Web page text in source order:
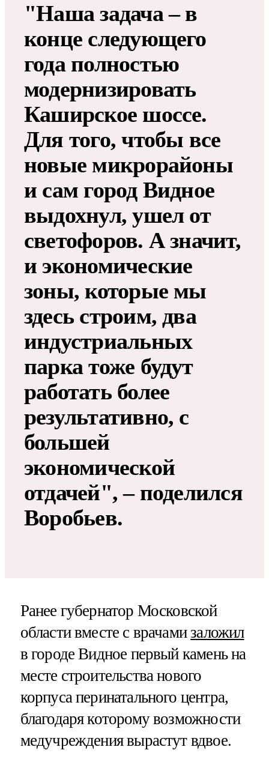
"Наша задача – в
конце следующего
года полностью
модернизировать
Каширское шоссе.
Для того, чтобы все
новые микрорайоны
и сам город Видное
выдохнул, ушел от
светофоров. А значит,
и экономические
зоны, которые мы
здесь строим, два
индустриальных
парка тоже будут
работать более
результативно, с
большей
экономической
отдачей", – поделился
Воробьев.
Ранее губернатор Московской
области вместе с врачамизаложил
в городе Видное первый камень на
месте строительства нового
корпуса перинатального центра,
благодаря которому возможности
медучреждения вырастут вдвое.